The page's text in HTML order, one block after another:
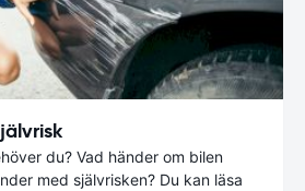
du? Vad händer om bilen
med självrisken? Du kan läsa